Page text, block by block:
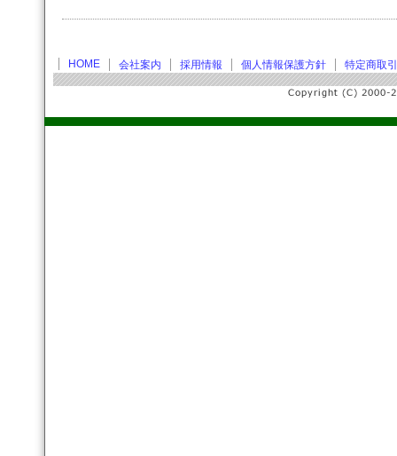
HOME 会社案内 採用情報 個人情報保護方針 特定商取